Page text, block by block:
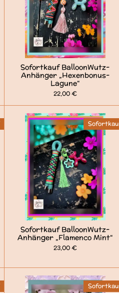
Sofortkauf BalloonWutz-
Anhänger „Hexenbonus-
Lagune“
22,00 €
Sofortkauf BalloonWutz-
Anhänger „Flamenco Mint“
23,00 €